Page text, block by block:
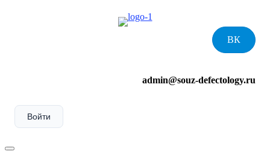
ВК
admin@souz-defectology.ru
Войти
Menu